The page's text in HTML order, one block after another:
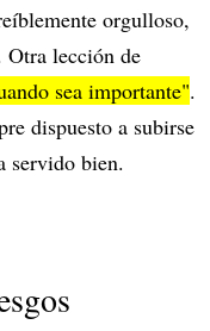
orgulloso,
Otra lección de
sea importante".
dispuesto a subirse
servido bien.